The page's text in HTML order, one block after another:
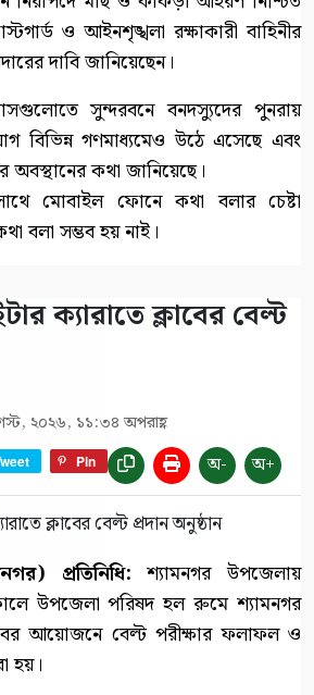
ও আইনশৃঙ্খলা রক্ষাকারী বাহিনীর
দাবি জানিয়েছেন।
সুন্দরবনে বনদস্যুদের পুনরায়
বিভিন্ন গণমাধ্যমেও উঠে এসেছে এবং
কথা জানিয়েছে।
মোবাইল ফোনে কথা বলার চেষ্টা
বলা সম্ভব হয় নাই।
ক্যারাতে ক্লাবের বেল্ট
২০২৬, ১১:৩৪ অপরাহ্ণ
Pin অ- অ+
প্রতিনিধি: শ্যামনগর উপজেলায়
উপজেলা পরিষদ হল রুমে শ্যামনগর
আয়োজনে বেল্ট পরীক্ষার ফলাফল ও
হয়।